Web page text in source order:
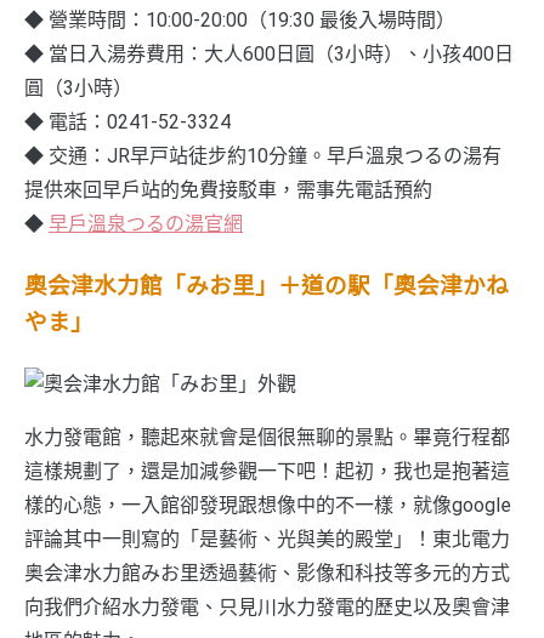
◆ 營業時間：10:00-20:00（19:30 最後入場時間）
◆ 當日入湯券費用：大人600日圓（3小時）、小孩400日
圓（3小時）
◆ 電話：0241-52-3324
◆ 交通：JR早戸站徒步約10分鐘。早戶溫泉つるの湯有
提供來回早戶站的免費接駁車，需事先電話預約
◆ 早戶溫泉つるの湯官網
奧会津水力館「みお里」＋道の駅「奧会津かね
やま」
水力發電館，聽起來就會是個很無聊的景點。畢竟行程都
這樣規劃了，還是加減參觀一下吧！起初，我也是抱著這
樣的心態，一入館卻發現跟想像中的不一樣，就像google
評論其中一則寫的「是藝術、光與美的殿堂」！東北電力
奥会津水力館みお里透過藝術、影像和科技等多元的方式
向我們介紹水力發電、只見川水力發電的歷史以及奧會津